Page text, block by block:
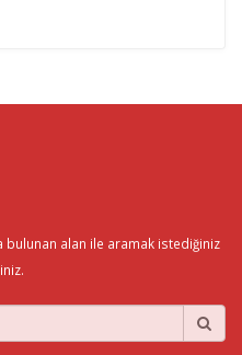
bulunan alan ile aramak istediğiniz